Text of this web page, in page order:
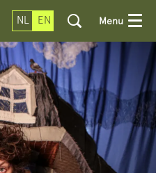
NL EN Menu